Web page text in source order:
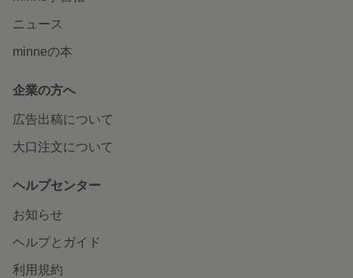
ニュース
minneの本
企業の方へ
広告出稿について
大口注文について
ヘルプセンター
お知らせ
ヘルプとガイド
利用規約